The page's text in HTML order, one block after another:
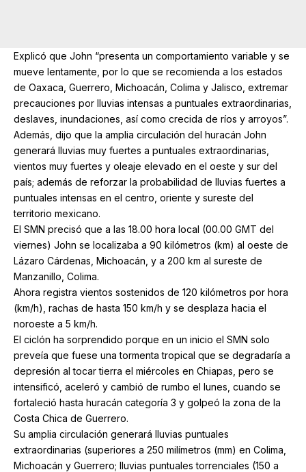
Explicó que John “presenta un comportamiento variable y se
mueve lentamente, por lo que se recomienda a los estados
de Oaxaca, Guerrero, Michoacán, Colima y Jalisco, extremar
precauciones por lluvias intensas a puntuales extraordinarias,
deslaves, inundaciones, así como crecida de ríos y arroyos”.
Además, dijo que la amplia circulación del huracán John
generará lluvias muy fuertes a puntuales extraordinarias,
vientos muy fuertes y oleaje elevado en el oeste y sur del
país; además de reforzar la probabilidad de lluvias fuertes a
puntuales intensas en el centro, oriente y sureste del
territorio mexicano.
El SMN precisó que a las 18.00 hora local (00.00 GMT del
viernes) John se localizaba a 90 kilómetros (km) al oeste de
Lázaro Cárdenas, Michoacán, y a 200 km al sureste de
Manzanillo, Colima.
Ahora registra vientos sostenidos de 120 kilómetros por hora
(km/h), rachas de hasta 150 km/h y se desplaza hacia el
noroeste a 5 km/h.
El ciclón ha sorprendido porque en un inicio el SMN solo
preveía que fuese una tormenta tropical que se degradaría a
depresión al tocar tierra el miércoles en Chiapas, pero se
intensificó, aceleró y cambió de rumbo el lunes, cuando se
fortaleció hasta huracán categoría 3 y golpeó la zona de la
Costa Chica de Guerrero.
Su amplia circulación generará lluvias puntuales
extraordinarias (superiores a 250 milímetros (mm) en Colima,
Michoacán y Guerrero; lluvias puntuales torrenciales (150 a